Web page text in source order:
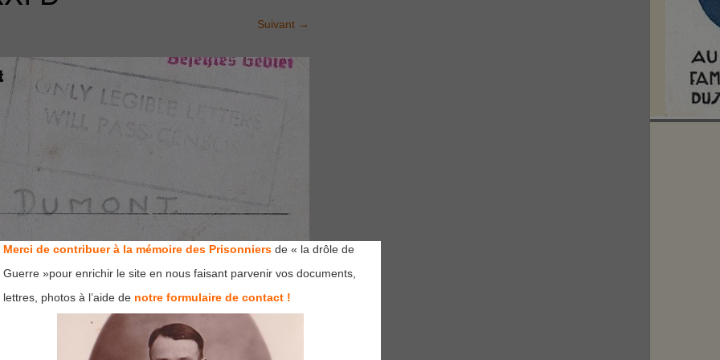
Suivant →
Merci de contribuer à la mémoire des Prisonniers de « la drôle de
Guerre »pour enrichir le site en nous faisant parvenir vos documents,
lettres, photos à l’aide de notre formulaire de contact !